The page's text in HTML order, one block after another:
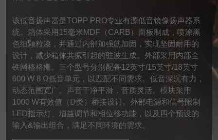
该低音扬声器是TOPP PRO专业有源低音镜像扬声器系
统。箱体采用15毫米MDF（CARB）面板制成，喷涂黑
色细颗粒漆，并通过内部加强筋加固，实现坚固耐用的
设计，减少箱体共振引起的驻波生成。外部采用内部全
铁网格格栅。三个型号分别配备12英寸/15英寸/18英寸
600 W 8 Ω低音单元，以匹配不同需求。低音深沉有力，
动态范围宽广。声音干净平滑，音质灵活。模块采用
1000 W有效值（D类）桥接设计。外部电源和信号限制
LED指示灯、增益调节和相位移功能，以及四个预设的
输入&输出组合，满足不同环境的需求。